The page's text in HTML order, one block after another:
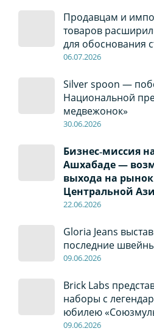
Продавцам и
товаров
для обоснования
06.07.2026
Silver spoon —
Национальной
медвежонок»
30.06.2026
Бизнес‑миссия
Ашхабаде —
выхода на
Центральной
22.06.2026
Gloria Jeans
последние
09.06.2026
Brick Labs
наборы с
юбилею
09.06.2026